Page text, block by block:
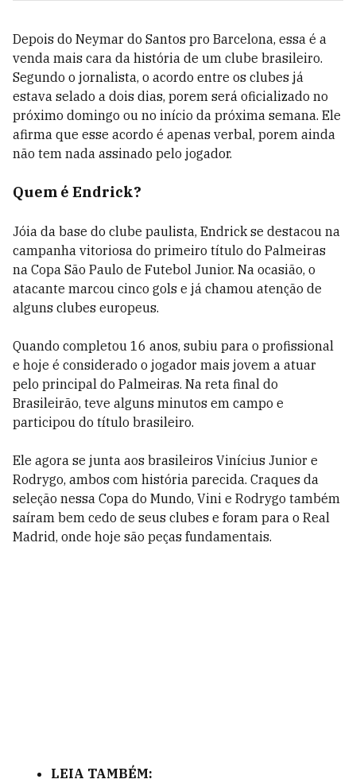
Depois do Neymar do Santos pro Barcelona, essa é a
venda mais cara da história de um clube brasileiro.
Segundo o jornalista, o acordo entre os clubes já
estava selado a dois dias, porem será oficializado no
próximo domingo ou no início da próxima semana. Ele
afirma que esse acordo é apenas verbal, porem ainda
não tem nada assinado pelo jogador.
Quem é Endrick?
Jóia da base do clube paulista, Endrick se destacou na
campanha vitoriosa do primeiro título do Palmeiras
na Copa São Paulo de Futebol Junior. Na ocasião, o
atacante marcou cinco gols e já chamou atenção de
alguns clubes europeus.
Quando completou 16 anos, subiu para o profissional
e hoje é considerado o jogador mais jovem a atuar
pelo principal do Palmeiras. Na reta final do
Brasileirão, teve alguns minutos em campo e
participou do título brasileiro.
Ele agora se junta aos brasileiros Vinícius Junior e
Rodrygo, ambos com história parecida. Craques da
seleção nessa Copa do Mundo, Vini e Rodrygo também
saíram bem cedo de seus clubes e foram para o Real
Madrid, onde hoje são peças fundamentais.
LEIA TAMBÉM: